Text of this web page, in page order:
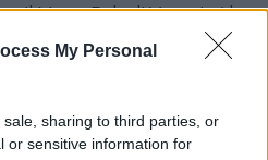
My Personal
sharing to third parties, or
or sensitive information for
il Marco Polo di Venezia (da
incrementati i viaggi e le
gli scali di Orio al Serio,